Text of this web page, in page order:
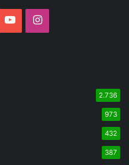
YouTubeInstagram
2.736
973
432
387